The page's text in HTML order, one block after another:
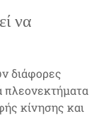
να
διάφορες
πλεονεκτήματα
κίνησης και